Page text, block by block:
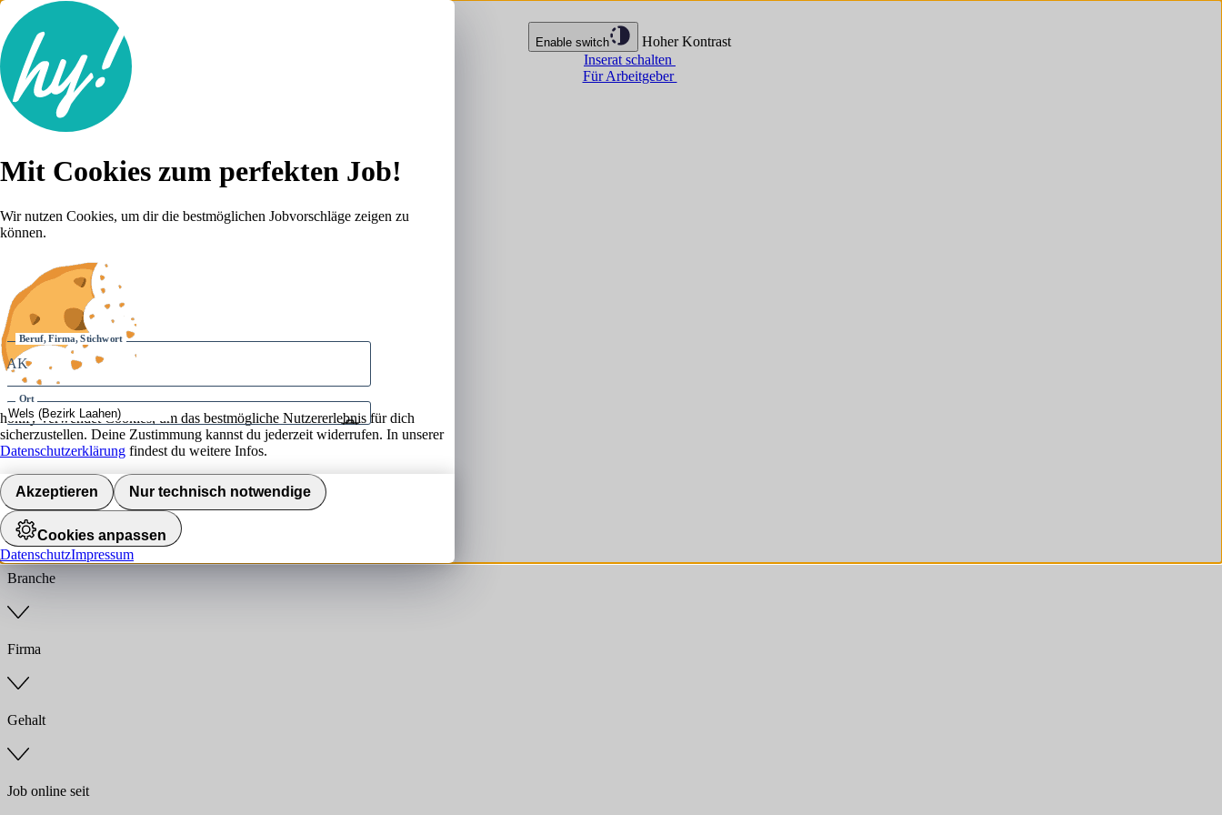
Enable switch
Hoher Kontrast
Inserat schalten
Für Arbeitgeber
Lebenslauf
Karriere-Tipps
Anmelden
Beruf, Firma, Stichwort
Ort
Umkreis
Jobs finden
Anstellungsart
Branche
Firma
Gehalt
Job online seit
Mit Cookies zum perfekten Job!
Wir nutzen Cookies, um dir die bestmöglichen Jobvorschläge zeigen zu
können.
hokify verwendet Cookies, um das bestmögliche Nutzererlebnis für dich
sicherzustellen. Deine Zustimmung kannst du jederzeit widerrufen. In unserer
Datenschutzerklärung findest du weitere Infos.
Akzeptieren Nur technisch notwendige
Cookies anpassen
DatenschutzImpressum